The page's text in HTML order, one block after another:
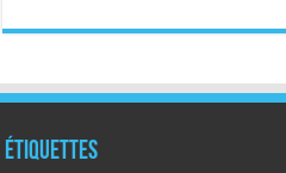
Étiquettes